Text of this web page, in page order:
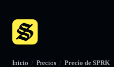
Inicio / Precios / Precio de SPRK